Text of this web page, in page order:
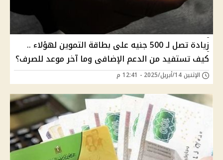
زيادة تصل لـ 500 جنيه على بطاقة التموين لهؤلاء ..
كيف تستفيد من الدعم الإضافى وما آخر موعد للصرف؟
الإثنين 14/أبريل/2025 - 12:41 م